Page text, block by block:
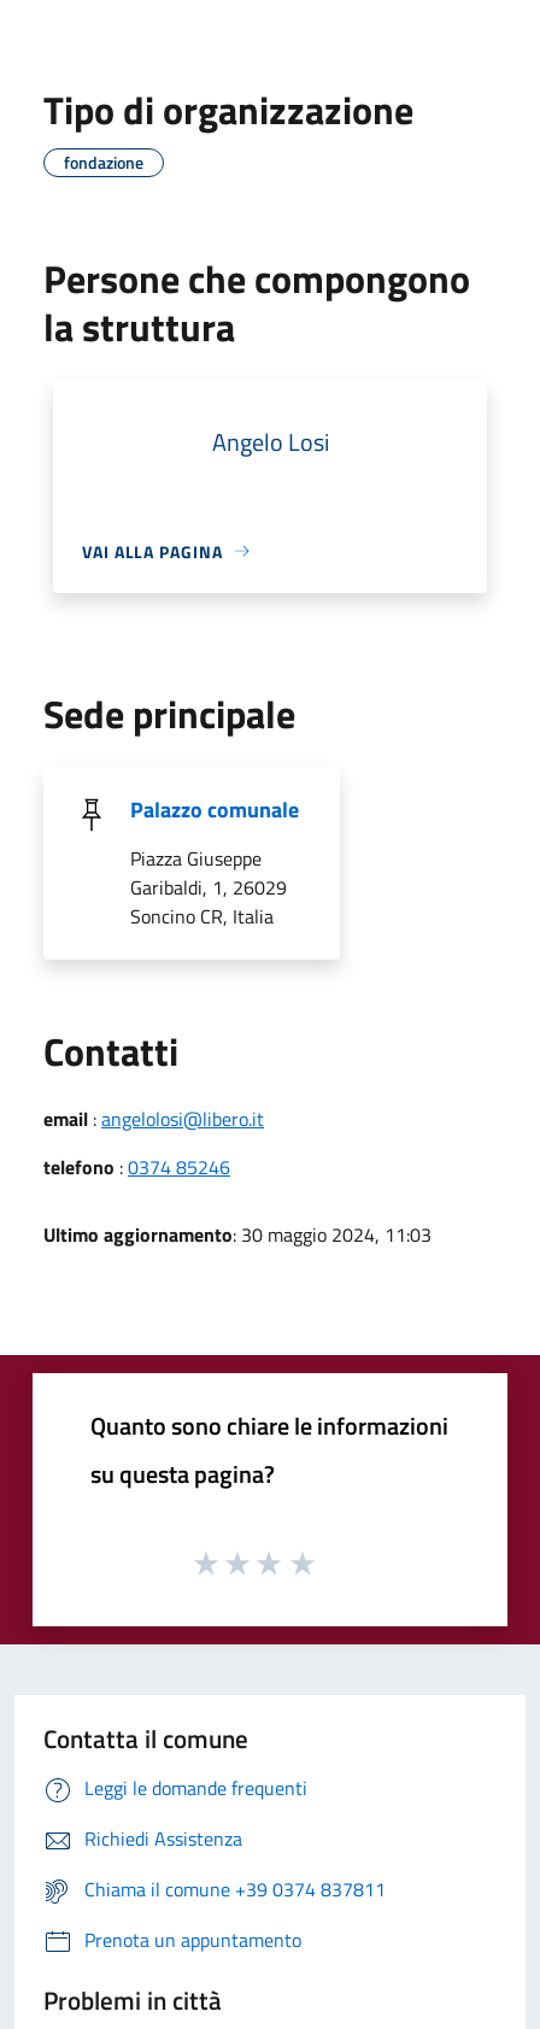
Tipo di organizzazione
fondazione
Persone che compongono
la struttura
Angelo Losi
VAI ALLA PAGINA
Sede principale
Palazzo comunale
Piazza Giuseppe
Garibaldi, 1, 26029
Soncino CR, Italia
Contatti
email :angelolosi@libero.it
telefono :0374 85246
Ultimo aggiornamento: 30 maggio 2024, 11:03
Quanto sono chiare le informazioni
su questa pagina?
Contatta il comune
Leggi le domande frequenti
Richiedi Assistenza
Chiama il comune +39 0374 837811
Prenota un appuntamento
Problemi in città